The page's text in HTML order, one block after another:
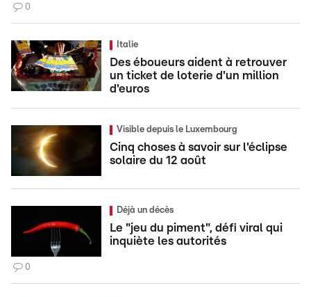
0
Italie
Des éboueurs aident à retrouver
un ticket de loterie d'un million
d'euros
Visible depuis le Luxembourg
Cinq choses à savoir sur l'éclipse
solaire du 12 août
Déjà un décès
Le "jeu du piment", défi viral qui
inquiète les autorités
0